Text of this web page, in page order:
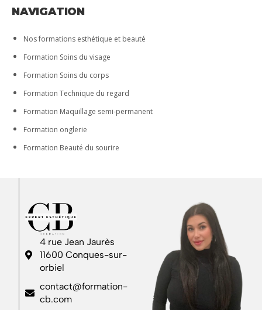
NAVIGATION
Nos formations esthétique et beauté
Formation Soins du visage
Formation Soins du corps
Formation Technique du regard
Formation Maquillage semi-permanent
Formation onglerie
Formation Beauté du sourire
4 rue Jean Jaurès
11600 Conques-sur-
orbiel
contact@formation-
cb.com